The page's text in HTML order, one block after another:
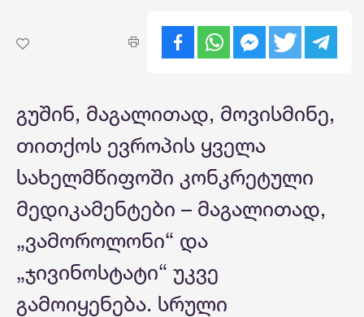
გუშინ, მაგალითად, მოვისმინე,
თითქოს ევროპის ყველა
სახელმწიფოში კონკრეტული
მედიკამენტები – მაგალითად,
„ვამოროლონი“ და
„ჯივინოსტატი“ უკვე
გამოიყენება. სრული